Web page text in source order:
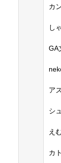
カ
し
GA
ア
シ
え
カ